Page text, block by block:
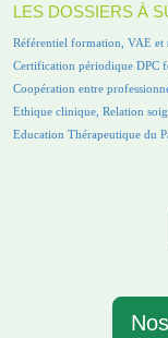
LES DOSSIERS À
Référentiel formation, VAE
Certification périodique DPC
Coopération entre
Ethique clinique, Relation
Education Thérapeutique du